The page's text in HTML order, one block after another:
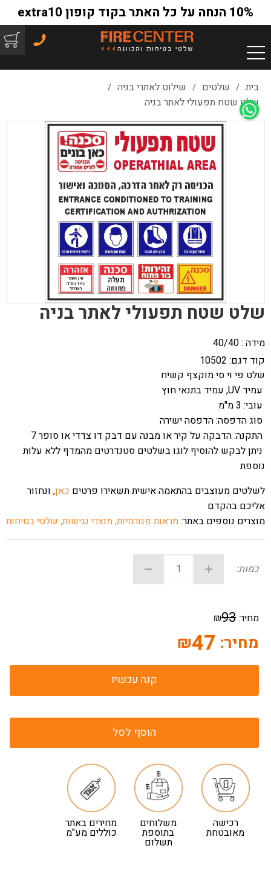
10% הנחה על כל האתר בקוד קופון extra10
בית / שלטים / שילוט לאתרי בניה /
שלט שטח תפעולי לאתר בניה
שלט שטח תפעולי לאתר בניה
מידה : 40/40
קוד דגם: 10502
שלט פי וי סי מוקצף קשיח
עמיד UV, עמיד בתנאי חוץ
עובי: 3 מ"מ
סוג הדפסה: הדפסה ישירה
התקנה: הדבקה על קיר או מבנה עם דבק דו צדדי או סופר 7
ניתן לבקש להוסיף לוגו בשלטים סטנדרטים מהמדף ללא עלות
נוספת
לשלטים מעוצבים בהתאמה אישית תשאירו פרטים כאן, ונחזור
אליכם בהקדם
מוצרים נוספים באתר:מראות פנורמיות,מוצרי נגישות, שלטי בטיחות
כמות:
מחיר:93
₪
מחיר: 47
₪
קנה עכשיו
הוסף לסל
רכישה
מאובטחת
משלוחים
בתוספת
תשלום
מחירים באתר
כוללים מע"מ